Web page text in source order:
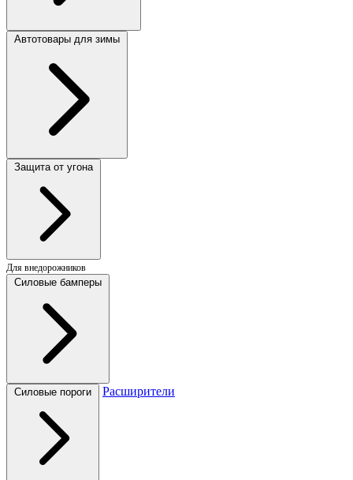
Автотовары для зимы
Защита от угона
Для внедорожников
Силовые бамперы
Силовые пороги Расширители